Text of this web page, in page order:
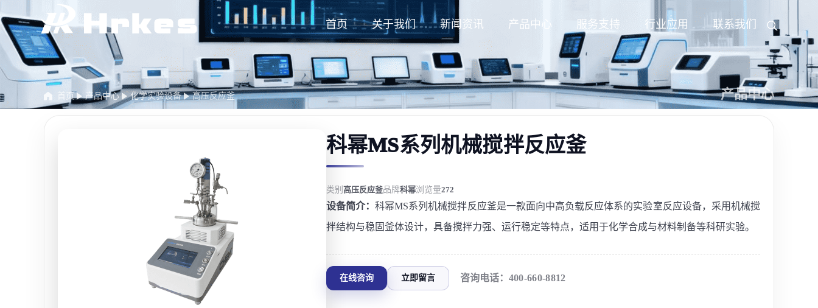
首页 关于我们 新闻资讯 产品中心 服务支持 行业应用 联系我们
首页 产品中心 化学实验设备 高压反应釜 产品中心
科幂MS系列机械搅拌反应釜
类别 高压反应釜品牌科幂浏览量272
设备简介：科幂MS系列机械搅拌反应釜是一款面向中高负载反应体系的实验室反应设备，采用机械搅
拌结构与稳固釜体设计，具备搅拌力强、运行稳定等特点，适用于化学合成与材料制备等科研实验。
在线咨询 立即留言 咨询电话： 400-660-8812